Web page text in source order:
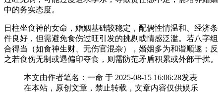
中的务实态度。
日柱坐食神的女命，婚姻基础较稳定，配偶性情温和、经济条
件良好，但需避免食伤过旺引发的挑剔或情感泛滥。若八字组
合得当（如食神生财、无伤官混杂），婚姻多为和谐顺遂；反
之若食伤无制或遇偏印夺食，则需防范矛盾积累或外部干扰。
本文由作者笔名：一命 于 2025-08-15 16:06:28发表
在本站，原创文章，禁止转载，文章内容仅供娱乐